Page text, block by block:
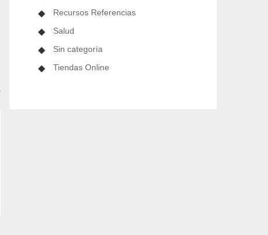
Recursos Referencias
Salud
Sin categoría
Tiendas Online